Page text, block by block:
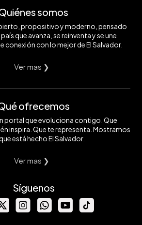
somos
propositivo y moderno, pensado
que avanza, se reinventa y se une.
conexión con lo mejor de El Salvador.
Ver mas ❯
ofrecemos
portal que evoluciona contigo. Que
inspira. Que te representa. Mostramos
está hecho El Salvador.
Ver mas ❯
Síguenos